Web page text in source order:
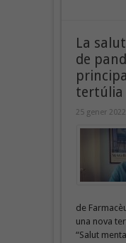
La
de
tertúlia
25 gener 2022
de
una nova
“Salut